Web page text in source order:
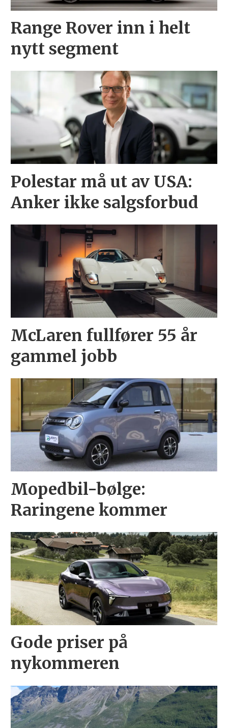
Range Rover inn i helt
nytt segment
Polestar må ut av USA:
Anker ikke salgsforbud
McLaren fullfører 55 år
gammel jobb
Mopedbil-bølge:
Raringene kommer
Gode priser på
nykommeren